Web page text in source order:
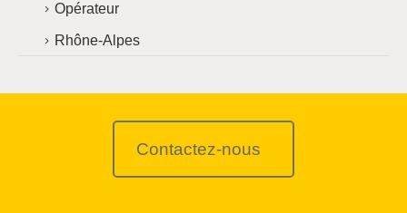
Opérateur
Rhône-Alpes
Contactez-nous